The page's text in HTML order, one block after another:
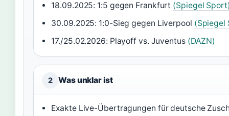
18.09.2025: 1:5 gegen Frankfurt (Spiegel
30.09.2025: 1:0-Sieg gegen Liverpool (Spiegel
17./25.02.2026: Playoff vs. Juventus (DAZN)
2 Was unklar ist
Exakte Live-Übertragungen für deutsche